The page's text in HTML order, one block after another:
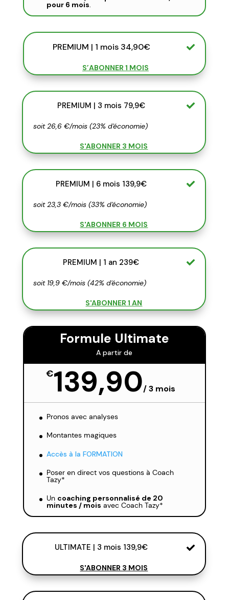
pour 6 mois.
PREMIUM | 1 mois 34,90€
S’ABONNER 1 MOIS
PREMIUM | 3 mois 79,9€
soit 26,6 €/mois (23% d'économie)
S'ABONNER 3 MOIS
PREMIUM | 6 mois 139,9€
soit 23,3 €/mois (33% d'économie)
S'ABONNER 6 MOIS
PREMIUM | 1 an 239€
soit 19,9 €/mois (42% d'économie)
S'ABONNER 1 AN
Formule Ultimate
A partir de
€139,90/3 mois
Pronos avec analyses
Montantes magiques
Accès à la FORMATION
Poser en direct vos questions à Coach
Tazy*
Un coaching personnalisé de 20
minutes / mois avec Coach Tazy*
ULTIMATE | 3 mois 139,9€
S'ABONNER 3 MOIS